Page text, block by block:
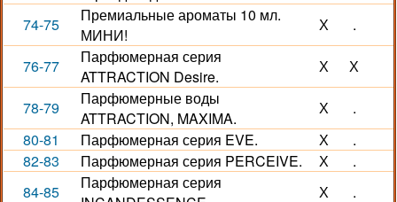
74-75
Премиальные ароматы 10 мл.
МИНИ!
Х .
76-77
Парфюмерная серия
ATTRACTION Desire.
Х Х
78-79
Парфюмерные воды
ATTRACTION, MAXIMA.
Х
.
80-81
Парфюмерная серия EVE. Х
.
82-83
Парфюмерная серия PERCEIVE. Х
.
84-85
Парфюмерная серия
Х .